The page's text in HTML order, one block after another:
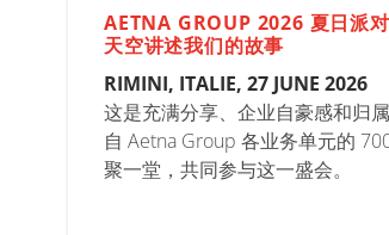
AETNA GROUP 2026 夏日派对
天空讲述我们的故事
RIMINI, ITALIE, 27 JUNE 2026
这是充满分享、企业自豪感和归
自 Aetna Group 各业务单元的
聚一堂，共同参与这一盛会。